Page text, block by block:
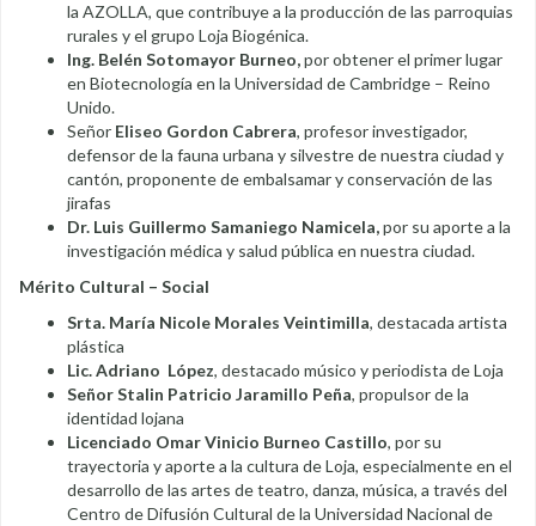
la AZOLLA, que contribuye a la producción de las parroquias
rurales y el grupo Loja Biogénica.
Ing. Belén Sotomayor Burneo,por obtener el primer lugar
en Biotecnología en la Universidad de Cambridge – Reino
Unido.
Señor Eliseo Gordon Cabrera, profesor investigador,
defensor de la fauna urbana y silvestre de nuestra ciudad y
cantón, proponente de embalsamar y conservación de las
jirafas
Dr. Luis Guillermo Samaniego Namicela,por su aporte a la
investigación médica y salud pública en nuestra ciudad.
Mérito Cultural – Social
Srta. María Nicole Morales Veintimilla, destacada artista
plástica
Lic. Adriano López, destacado músico y periodista de Loja
Señor Stalin Patricio Jaramillo Peña, propulsor de la
identidad lojana
Licenciado Omar Vinicio Burneo Castillo, por su
trayectoria y aporte a la cultura de Loja, especialmente en el
desarrollo de las artes de teatro, danza, música, a través del
Centro de Difusión Cultural de la Universidad Nacional de